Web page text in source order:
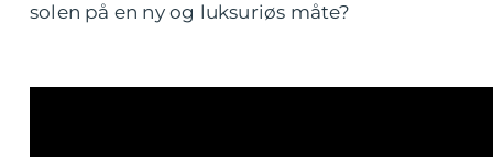
solen på en ny og luksuriøs måte?